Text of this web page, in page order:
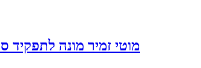
מוטי זמיר מונה לתפקיד